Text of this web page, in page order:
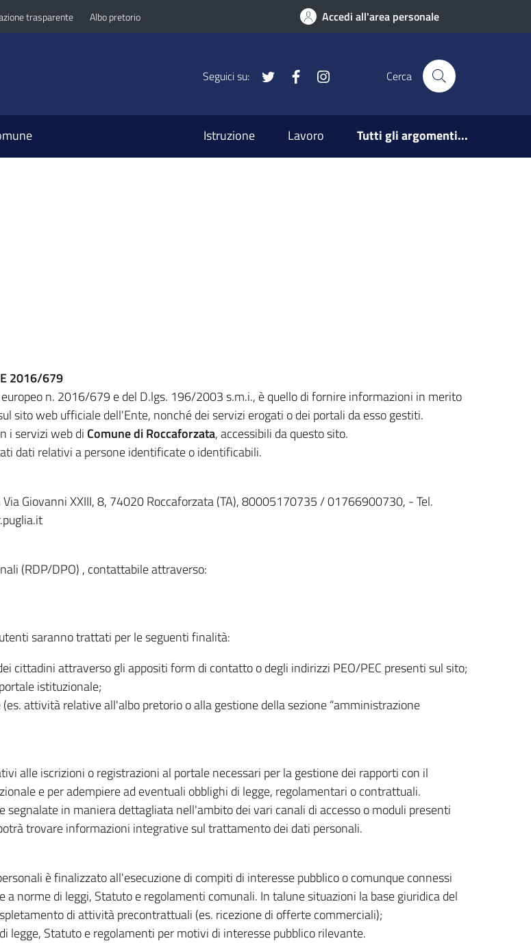
trasparente Albo pretorio Accedi all'area personale
Seguici su: Facebook Cerca
Istruzione Lavoro Tutti gli argomenti...
2016/679
n. 2016/679 e del D.lgs. 196/2003 s.m.i., è quello di fornire informazioni in merito
sito web ufficiale dell'Ente, nonché dei servizi erogati o dei portali da esso gestiti.
i servizi web di Comune di Roccaforzata, accessibili da questo sito.
dati relativi a persone identificate o identificabili.
Via Giovanni XXIII, 8, 74020 Roccaforzata (TA), 80005170735 / 01766900730, - Tel.
(RDP/DPO) , contattabile attraverso:
saranno trattati per le seguenti finalità:
cittadini attraverso gli appositi form di contatto o degli indirizzi PEO/PEC presenti sul sito;
istituzionale;
attività relative all'albo pretorio o alla gestione della sezione “amministrazione
alle iscrizioni o registrazioni al portale necessari per la gestione dei rapporti con il
e per adempiere ad eventuali obblighi di legge, regolamentari o contrattuali.
in maniera dettagliata nell'ambito dei vari canali di accesso o moduli presenti
trovare informazioni integrative sul trattamento dei dati personali.
è finalizzato all'esecuzione di compiti di interesse pubblico o comunque connessi
norme di leggi, Statuto e regolamenti comunali. In talune situazioni la base giuridica del
di attività precontrattuali (es. ricezione di offerte commerciali);
Statuto e regolamenti per motivi di interesse pubblico rilevante.